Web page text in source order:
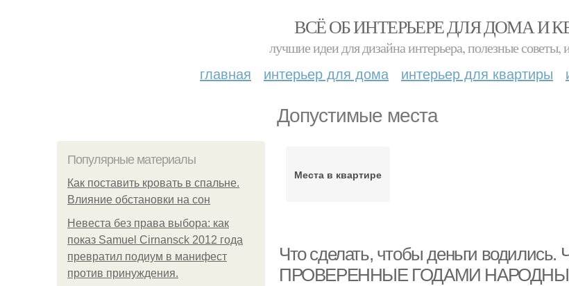
ВСЁ ОБ ИНТЕРЬЕРЕ ДЛЯ ДОМА И
лучшие идеи для дизайна интерьера, полезные советы,
главная интерьер для дома интерьер для квартиры
Допустимые места
Популярные материалы
Как поставить кровать в спальне.
Влияние обстановки на сон
Невеста без права выбора: как
показ Samuel Cirnansck 2012 года
превратил подиум в манифест
против принуждения.
Места в квартире
Что сделать, чтобы деньги
ПРОВЕРЕННЫЕ ГОДАМИ